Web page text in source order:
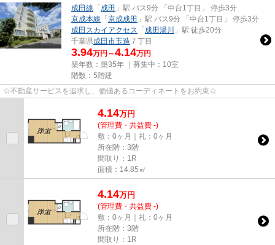
成田線 「成田 」駅 バス9分 「中台1丁目」 停歩3分
京成本線 「京成成田 」駅 バス9分 「中台1丁目」 停歩3分
成田スカイアクセス
「成田湯川
」駅 徒歩20分
千葉県成田市玉造 ７丁目
3.94万円～4.14万円
築年数：築35年 ｜募集中： 10室
階数：5階建
☆不動産サービスを追求し、価値あるコーディネートをお約束☆
4.14万円
(管理費・共益費 -)
敷：0ヶ月｜礼：0ヶ月
所在階：3階
間取り：1R
面積：14.85㎡
4.14万円
(管理費・共益費 -)
敷：0ヶ月｜礼：0ヶ月
所在階：3階
間取り：1R